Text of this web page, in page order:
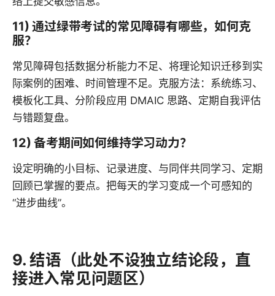
11) 通过绿带考试的常见障碍有哪些，如何克
服？
常见障碍包括数据分析能力不足、将理论知识迁移到实
际案例的困难、时间管理不足。克服方法：系统练习、
模板化工具、分阶段应用 DMAIC 思路、定期自我评估
与错题复盘。
12) 备考期间如何维持学习动力？
设定明确的小目标、记录进度、与同伴共同学习、定期
回顾已掌握的要点。把每天的学习变成一个可感知的
“进步曲线”。
9. 结语（此处不设独立结论段，直
接进入常见问题区）